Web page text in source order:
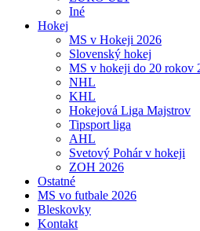
Iné
Hokej
MS v Hokeji 2026
Slovenský hokej
MS v hokeji do 20 rokov
NHL
KHL
Hokejová Liga Majstrov
Tipsport liga
AHL
Svetový Pohár v hokeji
ZOH 2026
Ostatné
MS vo futbale 2026
Bleskovky
Kontakt